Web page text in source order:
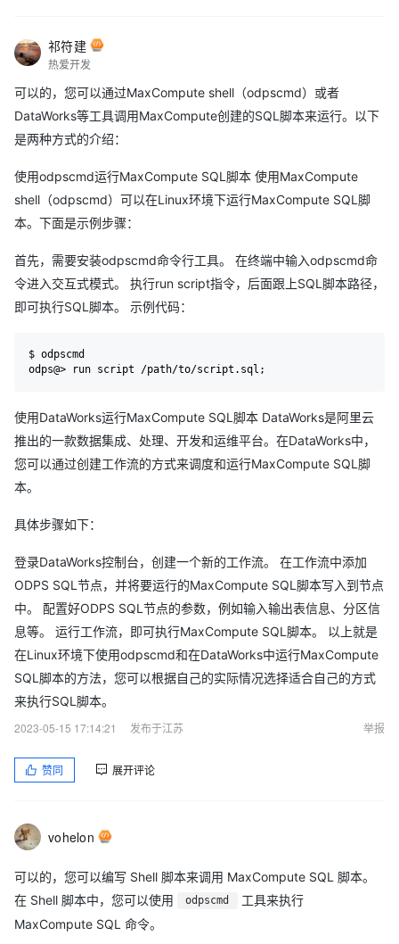
祁符建
热爱开发
可以的，您可以通过MaxCompute shell（odpscmd）或者
DataWorks等工具调用MaxCompute创建的SQL脚本来运行。以下
是两种方式的介绍：
使用odpscmd运行MaxCompute SQL脚本 使用MaxCompute
shell（odpscmd）可以在Linux环境下运行MaxCompute SQL脚
本。下面是示例步骤：
首先，需要安装odpscmd命令行工具。 在终端中输入odpscmd命
令进入交互式模式。 执行run script指令，后面跟上SQL脚本路径，
即可执行SQL脚本。 示例代码：
$ odpscmd
odps@> run script /path/to/script. sql
使用DataWorks运行MaxCompute SQL脚本 DataWorks是阿里云
推出的一款数据集成、处理、开发和运维平台。在DataWorks中，
您可以通过创建工作流的方式来调度和运行MaxCompute SQL脚
本。
具体步骤如下：
登录DataWorks控制台，创建一个新的工作流。 在工作流中添加
ODPS SQL节点，并将要运行的MaxCompute SQL脚本写入到节点
中。 配置好ODPS SQL节点的参数，例如输入输出表信息、分区信
息等。 运行工作流，即可执行MaxCompute SQL脚本。 以上就是
在Linux环境下使用odpscmd和在DataWorks中运行MaxCompute
SQL脚本的方法，您可以根据自己的实际情况选择适合自己的方式
来执行SQL脚本。
2023-05-15 17:14:21
发布于江苏 举报
赞同 展开评论
vohelon
可以的，您可以编写 Shell 脚本来调用 MaxCompute SQL 脚本。
在 Shell 脚本中，您可以使用
odpscmd
工具来执行
MaxCompute SQL 命令。